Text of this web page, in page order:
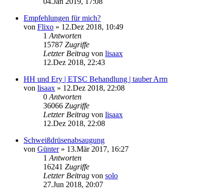
Empfehlungen für mich?
von Flixo » 12.Dez 2018, 10:49
1 Antworten
15787 Zugriffe
Letzter Beitrag von lisaax
12.Dez 2018, 22:43
HH und Ery | ETSC Behandlung | tauber Arm
von lisaax » 12.Dez 2018, 22:08
0 Antworten
36066 Zugriffe
Letzter Beitrag von lisaax
12.Dez 2018, 22:08
Schweißdrüsenabsaugung
von Günter» 13.Mär 2017, 16:27
1 Antworten
16241 Zugriffe
Letzter Beitrag von solo
27.Jun 2018, 20:07